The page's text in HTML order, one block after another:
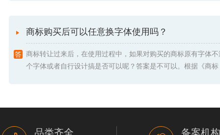
商标购买后可以任意换字体使用吗？
商标转让过来后，在使用过程中，如果对购买的商标原有字体
个字体或者自行设计搞是否可以呢？答案是不可以。根据《商
品类齐全 备案机构